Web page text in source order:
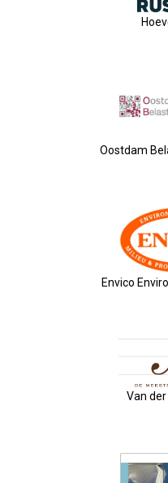
Nieuw
2026-07-10
20-11-2026
Archief
15-
Oostdam
Envico
Van